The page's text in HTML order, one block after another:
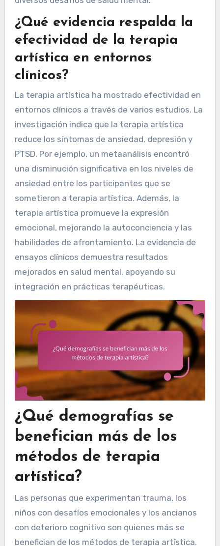
¿Qué evidencia respalda la
efectividad de la terapia
artística en entornos
clínicos?
La terapia artística ha mostrado efectividad en
entornos clínicos a través de varios estudios. La
investigación indica que la terapia artística
reduce los síntomas de ansiedad, depresión y
PTSD. Por ejemplo, un metaanálisis encontró
una disminución significativa en los niveles de
ansiedad entre los participantes que se
sometieron a terapia artística. Además, la
terapia artística promueve la expresión
emocional, mejorando la autoconciencia y las
habilidades de afrontamiento. La evidencia de
ensayos clínicos demuestra resultados
mejorados en salud mental, apoyando su
integración en prácticas terapéuticas.
¿Qué demografías se
benefician más de los
métodos de terapia
artística?
Las personas que experimentan trauma, los
niños con desafíos emocionales y los ancianos
con deterioro cognitivo son quienes más se
benefician de los métodos de terapia artística.